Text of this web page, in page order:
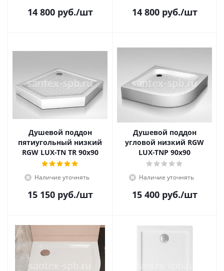
14 800руб./шт 14 800руб./шт
Душевой поддон
пятиугольный низкий
RGW LUX-TN TR 90x90
Наличие уточнять
15 150руб./шт
Душевой поддон
угловой низкий RGW
LUX-TNP 90x90
Наличие уточнять
15 400руб./шт